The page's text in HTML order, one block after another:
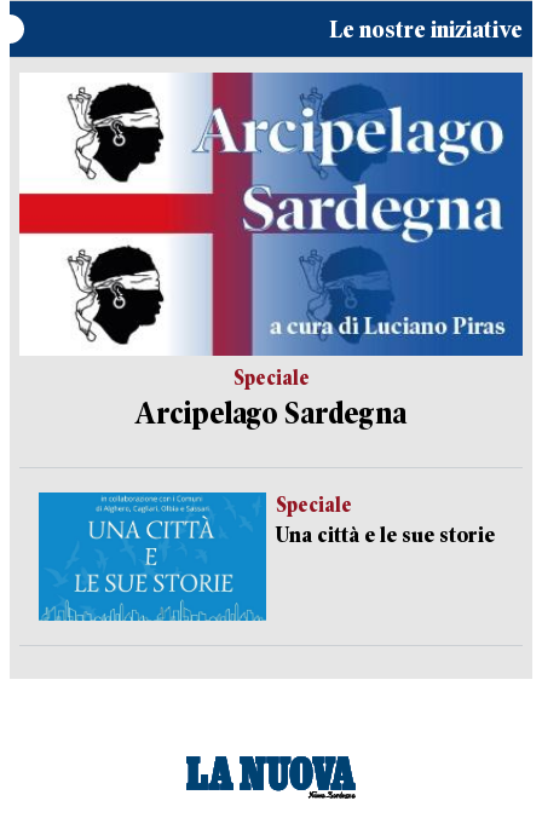
Le nostre iniziative
Speciale
Arcipelago Sardegna
Speciale
Una città e le sue storie